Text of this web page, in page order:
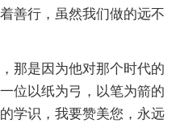
善行，虽然我们做的远不
那是因为他对那个时代的
位以纸为弓，以笔为箭的
学识，我要赞美您，永远